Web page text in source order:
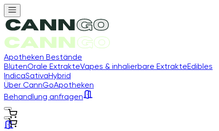
Apotheken Bestände
BlütenOrale ExtrakteVapes & inhalierbare ExtrakteEdibles
IndicaSativaHybrid
Über CannGoApotheken
Behandlung anfragen